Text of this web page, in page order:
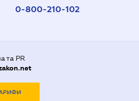
0-800-210-102
та PR